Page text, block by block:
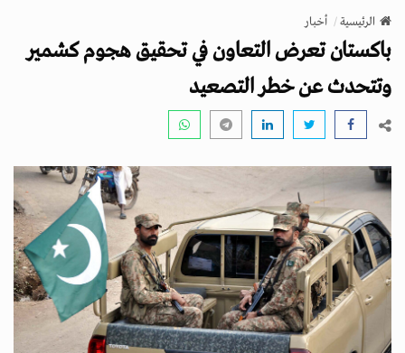
v
g
a
n
الرئيسية أخبار
باكستان تعرض التعاون في تحقيق هجوم كشمير
وتتحدث عن خطر التصعيد